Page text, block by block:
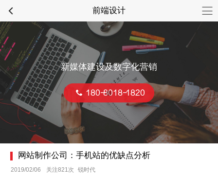
前端设计
新媒体建设及数字化营销
180-8018-1820
网站制作公司：手机站的优缺点分析
2019/02/06 关注821次 锐时代